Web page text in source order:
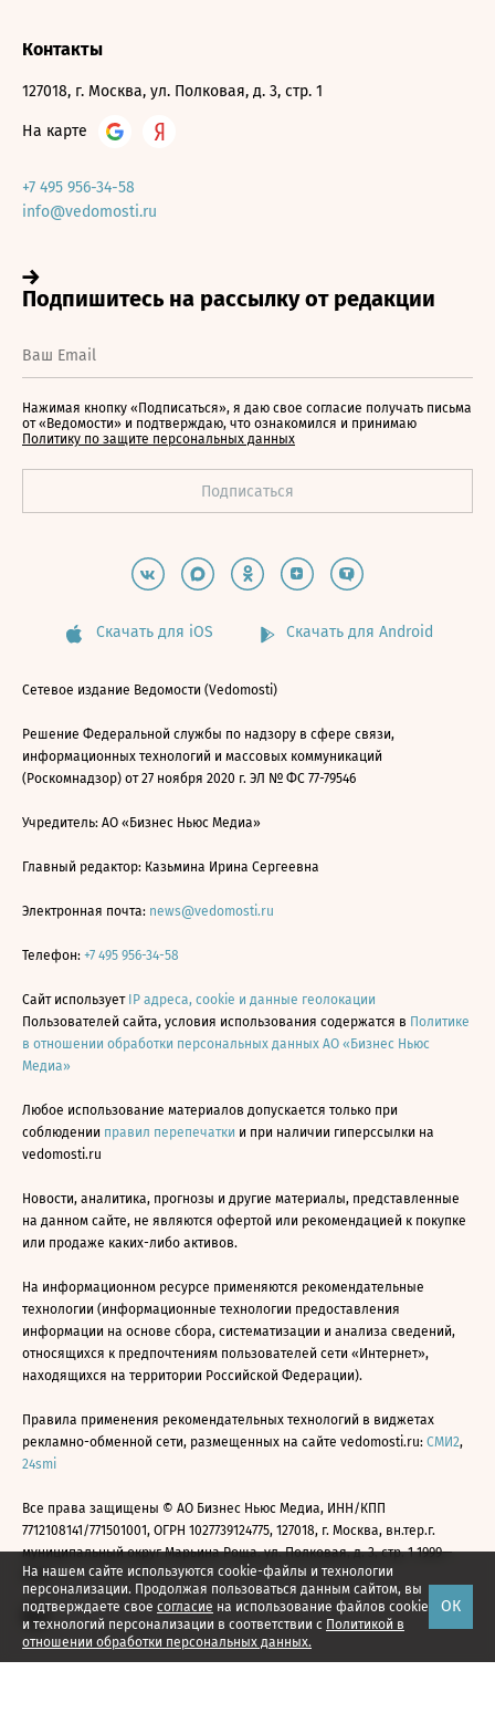
На нашем сайте используются cookie-файлы и технологии
персонализации. Продолжая пользоваться данным сайтом, вы
подтверждаете свое согласие на использование файлов cookie
и технологий персонализации в соответствии с Политикой в
отношении обработки персональных данных.
ОК
Контакты
127018, г. Москва, ул. Полковая, д. 3, стр. 1
На карте
+7 495 956-34-58
info@vedomosti.ru
Нажимая кнопку «Подписаться», я даю свое согласие получать письма
от «Ведомости» и подтверждаю, что ознакомился и принимаю
Политику по защите персональных данных
Скачать для iOS Скачать для Android
Сетевое издание Ведомости (Vedomosti)
Решение Федеральной службы по надзору в сфере связи,
информационных технологий и массовых коммуникаций
(Роскомнадзор) от 27 ноября 2020 г. ЭЛ № ФС 77-79546
Учредитель: АО «Бизнес Ньюс Медиа»
Главный редактор: Казьмина Ирина Сергеевна
Электронная почта: news@vedomosti.ru
Телефон: +7 495 956-34-58
Сайт использует IP адреса, cookie и данные геолокации
Пользователей сайта, условия использования содержатся в Политике
в отношении обработки персональных данных АО «Бизнес Ньюс
Медиа»
Любое использование материалов допускается только при
соблюдении правил перепечатки и при наличии гиперссылки на
vedomosti.ru
Новости, аналитика, прогнозы и другие материалы, представленные
на данном сайте, не являются офертой или рекомендацией к покупке
или продаже каких-либо активов.
На информационном ресурсе применяются рекомендательные
технологии (информационные технологии предоставления
информации на основе сбора, систематизации и анализа сведений,
относящихся к предпочтениям пользователей сети «Интернет»,
находящихся на территории Российской Федерации).
Правила применения рекомендательных технологий в виджетах
рекламно-обменной сети, размещенных на сайте vedomosti.ru: СМИ2,
24smi
Все права защищены © АО Бизнес Ньюс Медиа, ИНН/КПП
7712108141/771501001, ОГРН 1027739124775, 127018, г. Москва, вн.тер.г.
муниципальный округ Марьина Роща, ул. Полковая, д. 3, стр. 1 1999—
2026